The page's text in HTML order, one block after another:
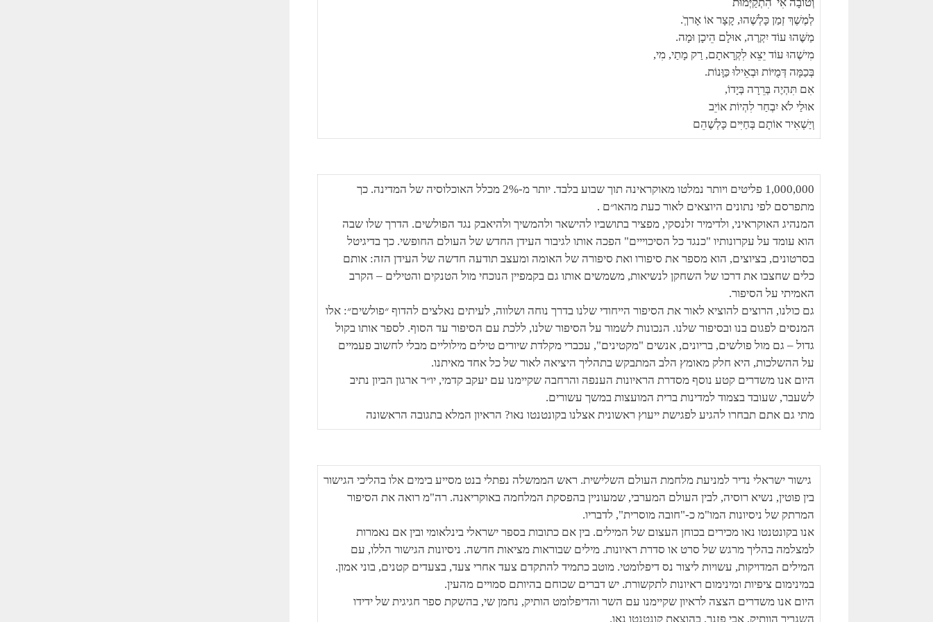
לְמֶשֶׁךְ זְמַן כָּלְשֶׁהוּ, קָצָר אוֹ אָרךְֹ.
מַשֶּׁהוּ עוֹד יִקְרֶה, אוּלָם הֵיכָן וּמָה.
מִישֶׁהוּ עוֹד יֵצֵא לִקְרָאתָם, רַק מָתַי, מִי,
בְּכַמָּה דְּמֻיּוֹת וּבְאֵילוּ כַּוָּנוֹת.
אִם תִּהְיֶה בְּרֵרָה בְּיָדוֹ,
אוּלַי לֹא יִבְחַר לִהְיוֹת אוֹיֵב
וְיַשְׁאִיר אוֹתָם בְּחַיִּים כָּלְשֶׁהֵם
1,000,000 פליטים ויותר נמלטו מאוקראינה תוך שבוע בלבד. יותר מ-2% מכלל האוכלוסיה של המדינה. כך
מתפרסם לפי נתונים היוצאים לאור כעת מהאו״ם .
המנהיג האוקראיני, ולדימיר זלנסקי, מפציר בתושביו להישאר ולהמשיך ולהיאבק נגד הפולשים. הדרך שלו שבה
הוא עומד על עקרונותיו "כנגד כל הסיכוייים" הפכה אותו לגיבור העידן החדש של העולם החופשי. כך בדיגיטל
בסרטונים, בציוצים, הוא מספר את סיפורו ואת סיפורה של האומה ומעצב תודעה חדשה של העידן הזה: אותם
כלים שחצבו את דרכו של השחקן לנשיאות, משמשים אותו גם בקמפיין הנוכחי מול הטנקים והטילים – הקרב
האמיתי על הסיפור.
גם כולנו, הרוצים להוציא לאור את הסיפור הייחודי שלנו בדרך נוחה ושלווה, לעיתים נאלצים להדוף ״פולשים״: אלו
המנסים לפגום בנו ובסיפור שלנו. הנכונות לשמור על הסיפור שלנו, ללכת עם הסיפור עד הסוף. לספר אותו בקול
גדול – גם מול פולשים, בריונים, אנשים "מקטינים", עכברי מקלדת שיורים טילים מילוליים מבלי לחשוב פעמיים
על ההשלכות, היא חלק מאומץ הלב המתבקש בתהליך היציאה לאור של כל אחד מאיתנו.
היום אנו משדרים קטע נוסף מסדרת הראיונות הענפה והרחבה שקיימנו עם יעקב קדמי, יו״ר ארגון הביון נתיב
לשעבר, שעובד בצמוד למדינות ברית המועצות במשך עשורים.
מתי גם אתם תבחרו להגיע לפגישת ייעוץ ראשונית אצלנו בקונטנטו נאו? הראיון המלא בתגובה הראשונה
גישור ישראלי נדיר למניעת מלחמת העולם השלישית. ראש הממשלה נפתלי בנט מסייע בימים אלו בהליכי הגישור
בין פוטין, נשיא רוסיה, לבין העולם המערבי, שמעוניין בהפסקת המלחמה באוקריאנה. רה"מ רואה את הסיפור
המרתק של ניסיונות המו"מ כ-"חובה מוסרית", לדבריו.
אנו בקונטנטו נאו מכירים בכוחן העצום של המילים. בין אם כתובות בספר ישראלי בינלאומי ובין אם נאמרות
למצלמה בהליך מרגש של סרט או סדרת ראיונות. מילים שבוראות מציאות חדשה. ניסיונות הגישור הללו, עם
המילים המדויקות, עשויות ליצור נס דיפלומטי. מוטב כתמיד להתקדם צעד אחרי צעד, בצעדים קטנים, בוני אמון.
במינימום ציפיות ומינימום ראיונות לתקשורת. יש דברים שכוחם בהיותם סמויים מהעין.
היום אנו משדרים הצצה לראיון שקיימנו עם השר והדיפלומט הותיק, נחמן שי, בהשקת ספר חגיגית של ידידו
השגריר הוותיק, אבי פזנר, בהוצאת קונטנטו נאו.